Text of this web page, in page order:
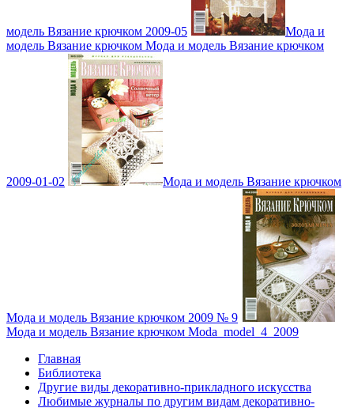
модель Вязание крючком 2009-05
Мода и
модель Вязание крючком Мода и модель Вязание крючком
2009-01-02 Мода и модель Вязание крючком
Мода и модель Вязание крючком 2009 № 9
Мода и модель Вязание крючком Moda_model_4_2009
Главная
Библиотека
Другие виды декоративно-прикладного искусства
Любимые журналы по другим видам декоративно-